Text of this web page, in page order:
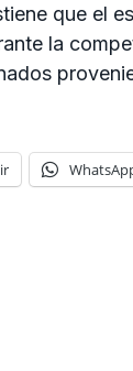
que el
la